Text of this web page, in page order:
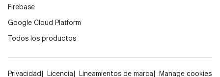
Firebase
Google Cloud Platform
Todos los productos
Privacidad Licencia Lineamientos de marca Manage cookies